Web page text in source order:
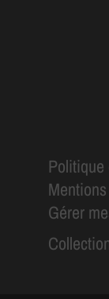
Gérer